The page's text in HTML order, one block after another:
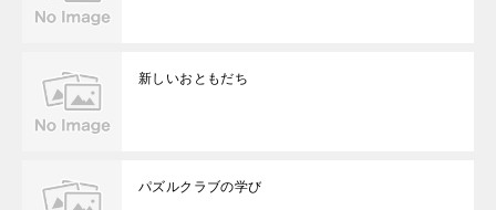
新しいおともだち
パズルクラブの学び